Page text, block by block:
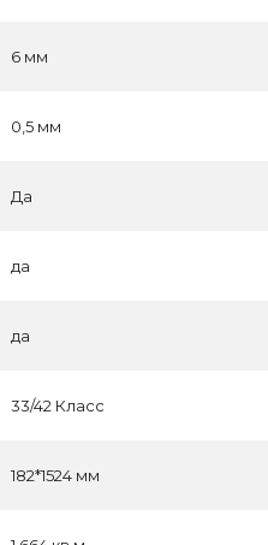
6 мм
0,5 мм
Да
да
да
33/42 Класс
182*1524 мм